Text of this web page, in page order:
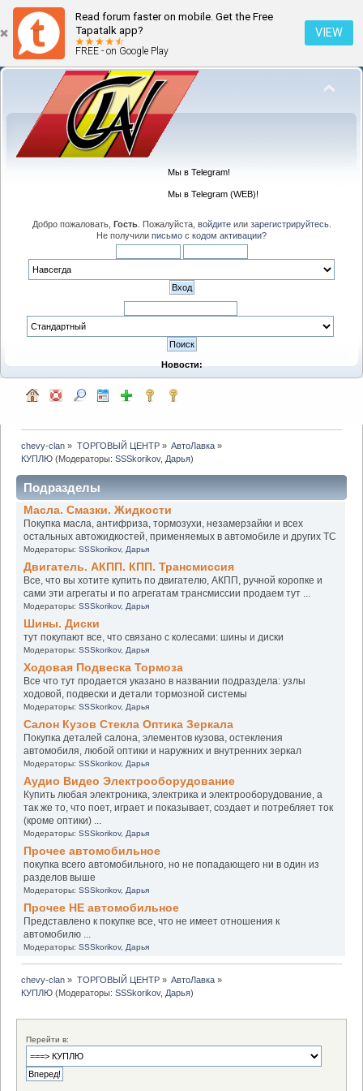
Read forum faster on mobile. Get the Free
Tapatalk app?
FREE - on Google Play
VIEW
Мы в Telegram!
Мы в Telegram (WEB)!
Добро пожаловать, Гость. Пожалуйста, войдитеили зарегистрируйтесь.
Не получили письмо с кодом активации?
Новости:
chevy-clan » ТОРГОВЫЙ ЦЕНТР» АвтоЛавка»
КУПЛЮ (Модераторы:SSSkorikov, Дарья)
Подразделы
Масла. Смазки. Жидкости
Покупка масла, антифриза, тормозухи, незамерзайки и всех
остальных автожидкостей, применяемых в автомобиле и других ТС
Модераторы: SSSkorikov, Дарья
Двигатель. АКПП. КПП. Трансмиссия
Все, что вы хотите купить по двигателю, АКПП, ручной коропке и
сами эти агрегаты и по агрегатам трансмиссии продаем тут ...
Модераторы: SSSkorikov, Дарья
Шины. Диски
тут покупают все, что связано с колесами: шины и диски
Модераторы: SSSkorikov, Дарья
Ходовая Подвеска Тормоза
Все что тут продается указано в названии подраздела: узлы
ходовой, подвески и детали тормозной системы
Модераторы: SSSkorikov, Дарья
Салон Кузов Стекла Оптика Зеркала
Покупка деталей салона, элементов кузова, остекления
автомобиля, любой оптики и наружних и внутренних зеркал
Модераторы: SSSkorikov, Дарья
Аудио Видео Электрооборудование
Купить любая электроника, электрика и электрооборудование, а
так же то, что поет, играет и показывает, создает и потребляет ток
(кроме оптики) ...
Модераторы: SSSkorikov, Дарья
Прочее автомобильное
покупка всего автомобильного, но не попадающего ни в один из
разделов выше
Модераторы: SSSkorikov, Дарья
Прочее НЕ автомобильное
Представлено к покупке все, что не имеет отношения к
автомобилю ...
Модераторы: SSSkorikov, Дарья
chevy-clan » ТОРГОВЫЙ ЦЕНТР» АвтоЛавка»
КУПЛЮ (Модераторы:SSSkorikov, Дарья)
Перейти в: